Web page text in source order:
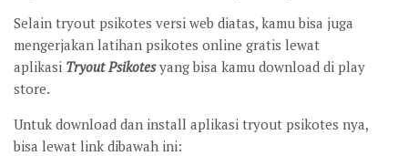
Selain tryout psikotes versi web diatas, kamu bisa juga
mengerjakan latihan psikotes online gratis lewat
aplikasi Tryout Psikotesyang bisa kamu download di play
store.
Untuk download dan install aplikasi tryout psikotes nya,
bisa lewat link dibawah ini: